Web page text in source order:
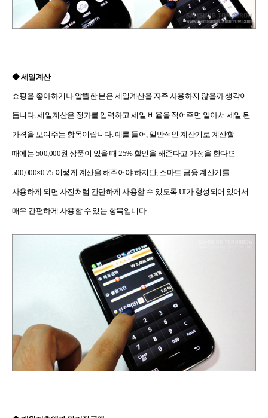
◆세일계산
쇼핑을 좋아하거나 알뜰한 분은 세일계산을 자주 사용하지 않을까 생각이
듭니다. 세일계산은 정가를 입력하고 세일 비율을 적어주면 알아서 세일 된
가격을 보여주는 항목이랍니다. 예를 들어, 일반적인 계산기로 계산할
때에는 500,000원 상품이 있을 때 25% 할인을 해준다고 가정을 한다면
500,000×0.75 이렇게 계산을 해주어야 하지만, 스마트 금융 계산기를
사용하게 되면 사진처럼 간단하게 사용할 수 있도록 UI가 형성되어 있어서
매우 간편하게 사용할 수 있는 항목입니다.